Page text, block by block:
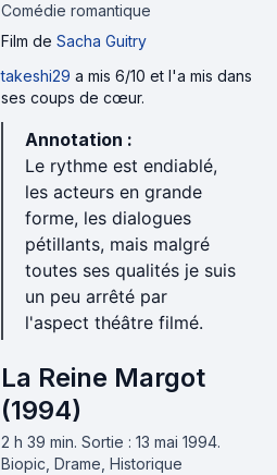
Comédie romantique
Film de Sacha Guitry
takeshi29 a mis 6/10 et l'a mis dans
ses coups de cœur.
Annotation :
Le rythme est endiablé,
les acteurs en grande
forme, les dialogues
pétillants, mais malgré
toutes ses qualités je suis
un peu arrêté par
l'aspect théâtre filmé.
La Reine Margot
(1994)
2 h 39 min. Sortie : 13 mai 1994.
Biopic, Drame, Historique